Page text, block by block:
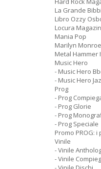
La Grande
Libro Ozzy
Locura
Mania Pop
Marilyn
Metal Hammer
Music Hero
- Music Hero
- Music Hero
Prog
- Prog
- Prog Glorie
- Prog
- Prog Speciale
Promo PROG: i
Vinile
- Vinile
- Vinile